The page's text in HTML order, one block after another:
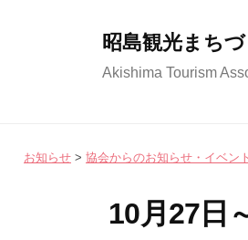
昭島観光まち
Akishima Tourism
お知らせ > 協会からのお知らせ・イベント
10月27日